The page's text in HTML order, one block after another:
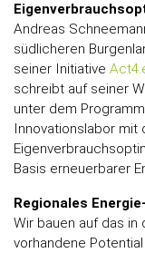
Andreas
südlicheren
seiner Initiative
schreibt auf seiner
unter dem
Innovationslabor
Basis erneuerbarer
Regionales
Wir bauen auf das in
vorhandene